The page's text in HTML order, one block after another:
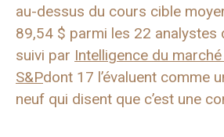
au-dessus du cours cible
89,54 $ parmi les 22 analystes
suivi par Intelligence du
S&Pdont 17 l’évaluent comme
neuf qui disent que c’est une